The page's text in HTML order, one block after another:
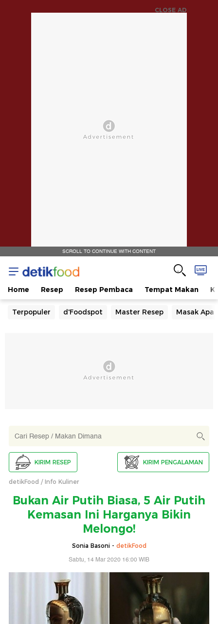
CLOSE AD
SCROLL TO CONTINUE WITH CONTENT
Home Resep Resep Pembaca Tempat Makan
Terpopuler d'Foodspot Master Resep Masak Apa
KIRIM RESEP KIRIM PENGALAMAN
detikFood Info Kuliner
Bukan Air Putih Biasa, 5 Air Putih
Kemasan Ini Harganya Bikin
Melongo!
Sonia Basoni - detikFood
Sabtu, 14 Mar 2020 16:00 WIB